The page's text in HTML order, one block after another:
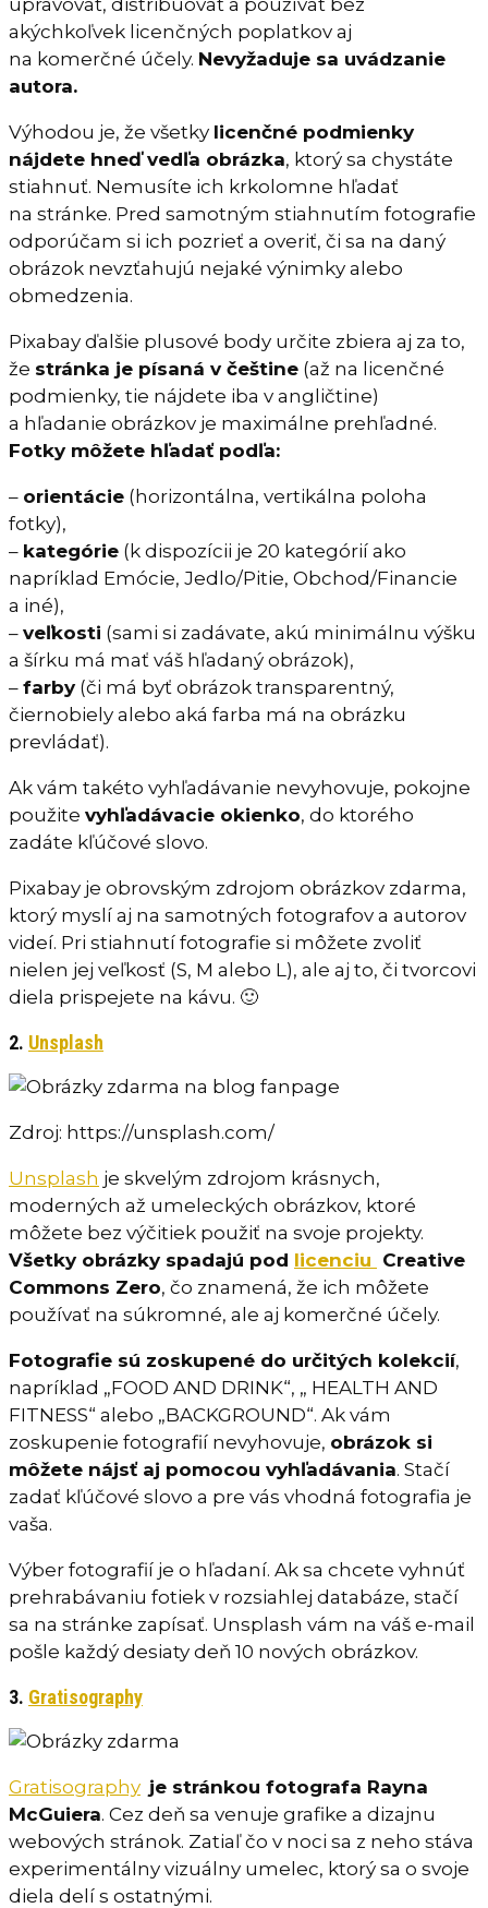
akýchkoľvek licenčných poplatkov aj
na komerčné účely. Nevyžaduje sa uvádzanie
autora.
Výhodou je, že všetky licenčné podmienky
nájdete hneď vedľa obrázka, ktorý sa chystáte
stiahnuť. Nemusíte ich krkolomne hľadať
na stránke. Pred samotným stiahnutím fotografie
odporúčam si ich pozrieť a overiť, či sa na daný
obrázok nevzťahujú nejaké výnimky alebo
obmedzenia.
Pixabay ďalšie plusové body určite zbiera aj za to,
že stránka je písaná v češtine (až na licenčné
podmienky, tie nájdete iba v angličtine)
a hľadanie obrázkov je maximálne prehľadné.
Fotky môžete hľadať podľa:
– orientácie (horizontálna, vertikálna poloha
fotky),
– kategórie (k dispozícii je 20 kategórií ako
napríklad Emócie, Jedlo/Pitie, Obchod/Financie
a iné),
– veľkosti (sami si zadávate, akú minimálnu výšku
a šírku má mať váš hľadaný obrázok),
– farby(či má byť obrázok transparentný,
čiernobiely alebo aká farba má na obrázku
prevládať).
Ak vám takéto vyhľadávanie nevyhovuje, pokojne
použite vyhľadávacie okienko, do ktorého
zadáte kľúčové slovo.
Pixabay je obrovským zdrojom obrázkov zdarma,
ktorý myslí aj na samotných fotografov a autorov
videí. Pri stiahnutí fotografie si môžete zvoliť
nielen jej veľkosť (S, M alebo L), ale aj to, či tvorcovi
diela prispejete na kávu. 🙂
2. Unsplash
Zdroj: https://unsplash.com/
Unsplash je skvelým zdrojom krásnych,
moderných až umeleckých obrázkov, ktoré
môžete bez výčitiek použiť na svoje projekty.
Všetky obrázky spadajú pod licenciu Creative
Commons Zero, čo znamená, že ich môžete
používať na súkromné, ale aj komerčné účely.
Fotografie sú zoskupené do určitých kolekcií,
napríklad „FOOD AND DRINK“, „ HEALTH AND
FITNESS“ alebo „BACKGROUND“. Ak vám
zoskupenie fotografií nevyhovuje, obrázok si
môžete nájsť aj pomocou vyhľadávania. Stačí
zadať kľúčové slovo a pre vás vhodná fotografia je
vaša.
Výber fotografií je o hľadaní. Ak sa chcete vyhnúť
prehrabávaniu fotiek v rozsiahlej databáze, stačí
sa na stránke zapísať. Unsplash vám na váš e-mail
pošle každý desiaty deň 10 nových obrázkov.
3. Gratisography
Gratisography je stránkou fotografa Rayna
McGuiera. Cez deň sa venuje grafike a dizajnu
webových stránok. Zatiaľ čo v noci sa z neho stáva
experimentálny vizuálny umelec, ktorý sa o svoje
diela delí s ostatnými.